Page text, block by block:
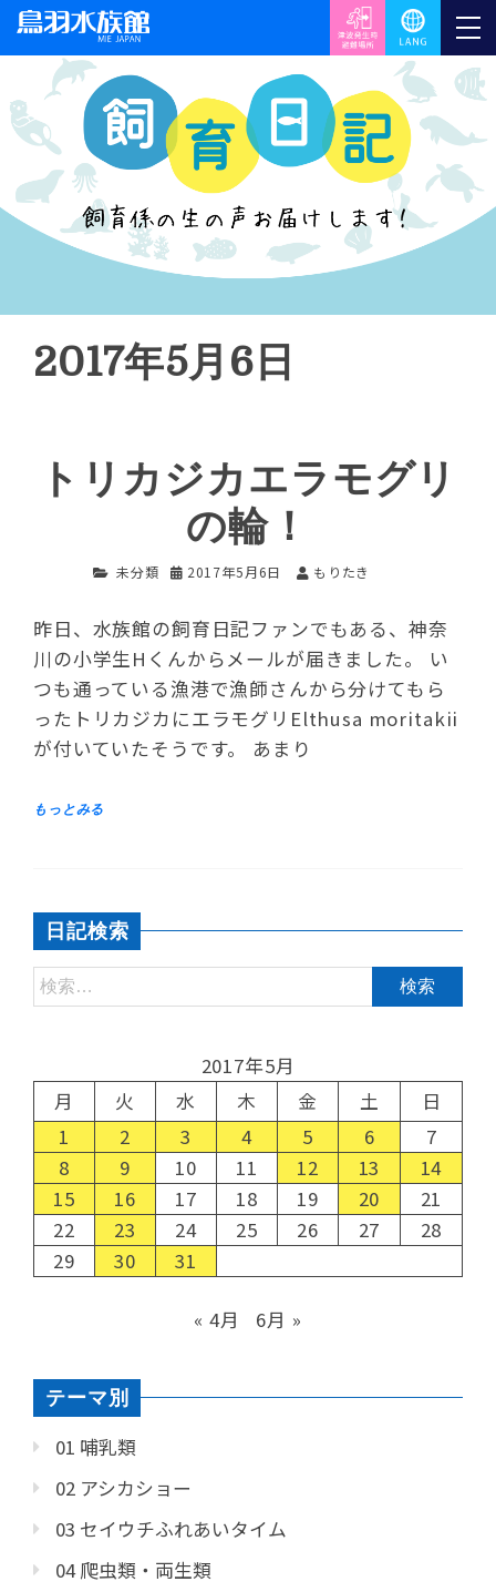
2017年5月6日
トリカジカエラモグリ
の輪！
未分類 2017年5月6日 もりたき
昨日、水族館の飼育日記ファンでもある、神奈
川の小学生Hくんからメールが届きました。 い
つも通っている漁港で漁師さんから分けてもら
ったトリカジカにエラモグリElthusa moritakii
が付いていたそうです。 あまり
日記検索
2017年5月
月
火 水 木 金 土
日
1
2 3 4 5 6
7
8
9 10 11 12 13
14
15
16 17 18 19 20
21
22
23 24 25 26 27
28
29
30 31
« 4月 6月 »
テーマ別
01 哺乳類
02 アシカショー
03 セイウチふれあいタイム
04 爬虫類・両生類